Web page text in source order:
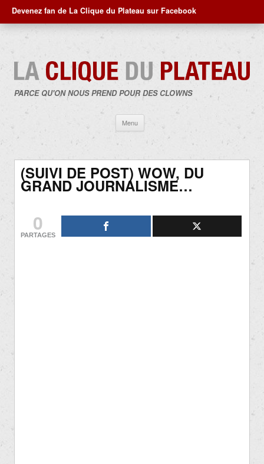
Devenez fan de La Clique du Plateau sur Facebook
PARCE QU'ON NOUS PREND POUR DES CLOWNS
Menu
contenu
(SUIVI DE POST) WOW, DU
GRAND JOURNALISME…
0
PARTAGES